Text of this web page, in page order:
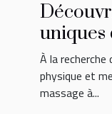
uniques
être
À la recherche
physique et
massage à...